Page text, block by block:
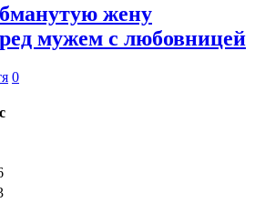
жену
мужем с любовницей
0